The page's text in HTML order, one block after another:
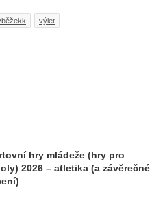
výlet
hry mládeže (hry pro
2026 – atletika (a závěrečné